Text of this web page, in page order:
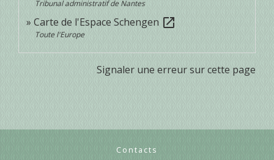
Tribunal administratif de Nantes
Carte de l'Espace Schengen open_in_new
Toute l'Europe
Signaler une erreur sur cette page
Contacts